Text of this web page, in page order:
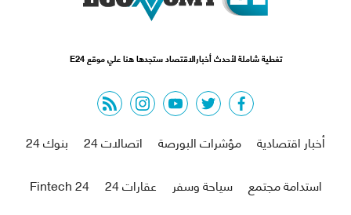
تغطية شاملة لأحدث أخبارالاقتصاد ستجدها هنا علي موقع E24
facebook
twitter
youtube
instagram
rss feed
أخبار اقتصادية
مؤشرات البورصة اتصالات 24
بنوك 24
استدامة مجتمع
سياحة وسفر عقارات 24
Fintech 24